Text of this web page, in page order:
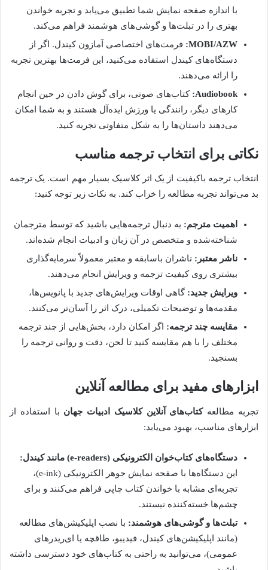
با اندازه صفحه نمایش شما تطبیق می‌یابد و تجربه خواندن
بهتری را در تبلت‌ها و گوشی‌های هوشمند فراهم می‌کند.
MOBI/AZW:
فرمت‌های اختصاصی آمازون کیندل. اگر از
دستگاه‌های کیندل استفاده می‌کنید، این فرمت‌ها بهترین تجربه
را ارائه می‌دهند.
Audiobook: کتاب‌های صوتی، برای گوش دادن در حین انجام
کارهای دیگر، رانندگی یا ورزش ایده‌آل هستند و به شما امکان
می‌دهند داستان‌ها را به شکل متفاوتی تجربه کنید.
نکاتی برای انتخاب ترجمه مناسب
انتخاب ترجمه باکیفیت از یک اثر کلاسیک بسیار مهم است. یک ترجمه
بد می‌تواند تجربه مطالعه را خراب کند. به نکات زیر توجه کنید:
اهمیت مترجم: به دنبال ترجمه‌هایی باشید که توسط مترجمان
شناخته‌شده و متخصص در آن زبان و ادبیات انجام شده‌اند.
ناشر معتبر: ناشران باسابقه و معتبر معمولاً سرمایه‌گذاری
بیشتری روی کیفیت ترجمه و ویرایش انجام می‌دهند.
ویرایش جدید: گاهی اوقات ویرایش‌های جدید با پانویس‌ها،
مقدمه‌ها و توضیحات تکمیلی، درک اثر را آسان‌تر می‌کنند.
مقایسه چند ترجمه: اگر امکان دارد، بخش‌هایی از چند ترجمه
مختلف را با هم مقایسه کنید تا لحن، دقت و روانی ترجمه را
بسنجید.
ابزارهای مفید برای مطالعه آنلاین
تجربه مطالعهکتاب‌های آنلاین کلاسیک ادبیات جهان با استفاده از
ابزارهای مناسب، بهبود می‌یابد:
دستگاه‌های کتاب‌خوان الکترونیکی (e-readers) مانند کیندل:
این دستگاه‌ها با صفحه نمایش جوهر الکترونیکی (e-ink)،
تجربه‌ای مشابه با خواندن کتاب چاپی فراهم می‌کنند و برای
چشم‌ها خسته‌کننده نیستند.
تبلت‌ها و گوشی‌های هوشمند: با نصب اپلیکیشن‌های مطالعه
(مانند اپلیکیشن‌های کیندل، فیدیبو، طاقچه یا ای‌ریدرهای
عمومی)، می‌توانید به راحتی به کتاب‌های خود دسترسی داشته